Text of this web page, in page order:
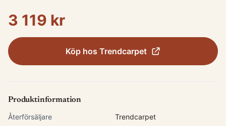
3 119 kr
Köp hos Trendcarpet
Produktinformation
Återförsäljare
Trendcarpet